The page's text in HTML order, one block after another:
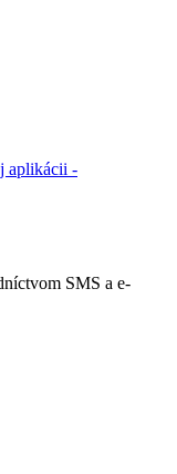
aplikácii -
SMS a e-